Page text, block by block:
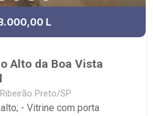
L
Alto da Boa Vista
Preto/SP
- Vitrine com porta